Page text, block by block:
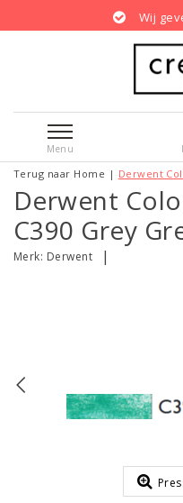
Wij
Menu
Terug naar Home | Derwent
Derwent
C390 Grey
Merk: Derwent |